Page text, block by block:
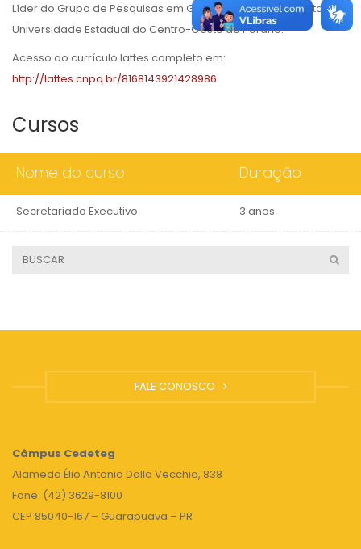
Líder do Grupo de Pesquisas em Gestão do Conhecimento da
Universidade Estadual do Centro-Oeste do Paraná.
Acesso ao currículo lattes completo em:
http://lattes.cnpq.br/8168143921428986
Cursos
Nome do curso Duração
Secretariado Executivo 3 anos
FALE CONOSCO
Câmpus Cedeteg
Alameda Élio Antonio Dalla Vecchia, 838
Fone: (42) 3629-8100
CEP 85040-167 – Guarapuava – PR